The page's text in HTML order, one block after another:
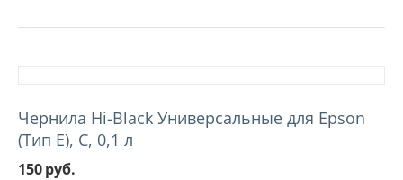
Чернила Hi-Black Универсальные для Epson
(Тип E), C, 0,1 л
150руб.